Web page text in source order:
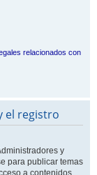
relacionados con
el registro
y
para publicar temas
a contenidos